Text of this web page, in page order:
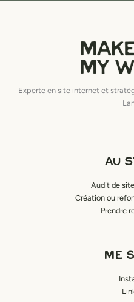
Experte en site internet et
AU
Audit de
Création ou
Prendre
ME